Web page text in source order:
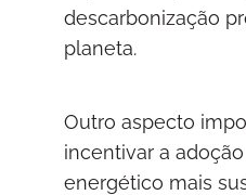
descarbonização
planeta.
Outro aspecto
incentivar a
energético mais